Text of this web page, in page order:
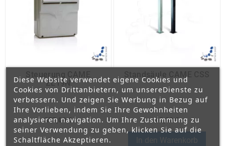
ZL19N
357,00 € 63,00 €
In den Warenkorb
Diese Website verwendet eigene Cookies und
Cookies von Drittanbietern, um unsereDienste zu
verbessern. Und zeigen Sie Werbung in Bezug auf
Ihre Vorlieben, indem Sie Ihre Gewohnheiten
analysieren navigation. Um Ihre Zustimmung zu
seiner Verwendung zu geben, klicken Sie auf die
Schaltfläche Akzeptieren.